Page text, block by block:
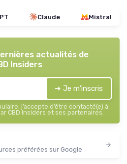
Claude Mistral
actualités de
Insiders
➔ Je m'inscris
j’accepte d’être contacté(e) à
CBD Insiders et ses partenaires.
préférées sur Google